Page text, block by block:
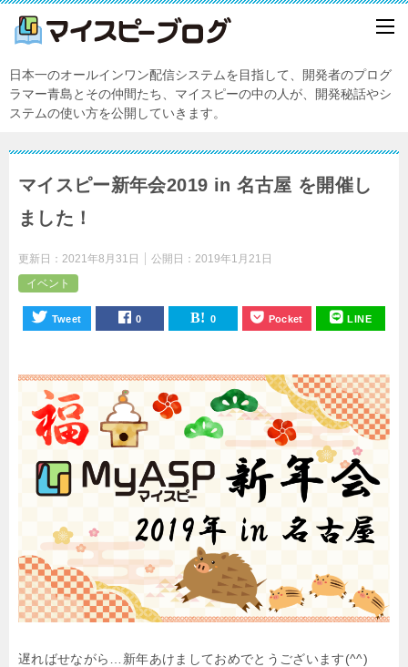
日本一のオールインワン配信システムを目指して、開発者のプログ
ラマー青島とその仲間たち、マイスピーの中の人が、開発秘話やシ
ステムの使い方を公開していきます。
マイスピー新年会2019 in 名古屋 を開催し
ました！
更新日： 2021年8月31日 公開日： 2019年1月21日
イベント
Tweet 0 0 Pocket LINE
遅ればせながら…新年あけましておめでとうございます(^^)